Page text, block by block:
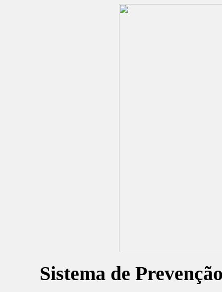
Sistema de